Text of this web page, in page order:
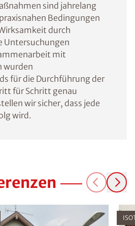
sind jahrelang
Bedingungen
durch
Untersuchungen
mit
wurden
für die Durchführung der
für Schritt genau
wir sicher, dass jede
wird.